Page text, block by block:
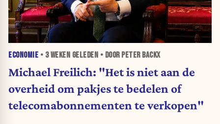
ECONOMIE • 3 WEKEN GELEDEN • DOOR PETER BACKX
Michael Freilich: "Het is niet aan de
overheid om pakjes te bedelen of
telecomabonnementen te verkopen"